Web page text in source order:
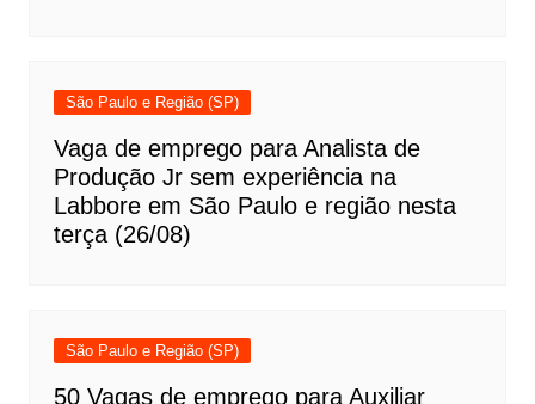
São Paulo e Região (SP)
Vaga de emprego para Analista de
Produção Jr sem experiência na
Labbore em São Paulo e região nesta
terça (26/08)
São Paulo e Região (SP)
50 Vagas de emprego para Auxiliar